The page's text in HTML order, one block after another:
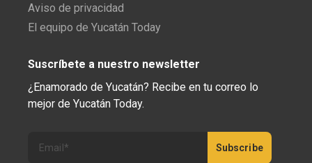
Aviso de privacidad
El equipo de Yucatán Today
Suscríbete a nuestro newsletter
¿Enamorado de Yucatán? Recibe en tu correo lo
mejor de Yucatán Today.